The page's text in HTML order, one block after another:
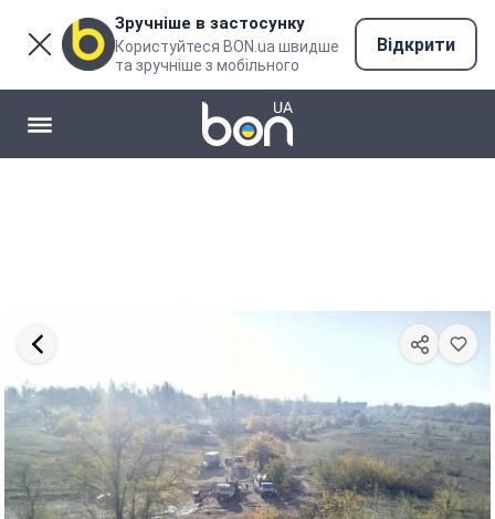
Зручніше в застосунку
Користуйтеся BON.ua швидше
та зручніше з мобільного
Відкрити